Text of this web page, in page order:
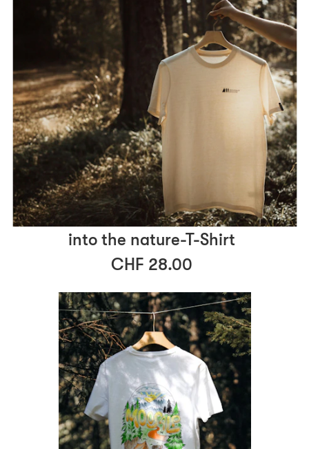
into the nature-T-Shirt
CHF 28.00